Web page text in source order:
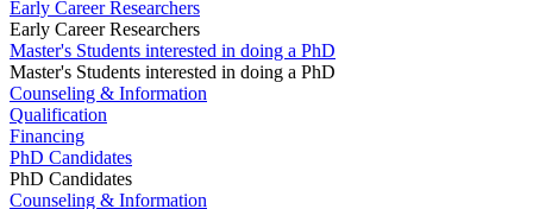
Early Career Researchers
Early Career Researchers
Master's Students interested in doing a PhD
Master's Students interested in doing a PhD
Counseling & Information
Qualification
Financing
PhD Candidates
PhD Candidates
Counseling & Information